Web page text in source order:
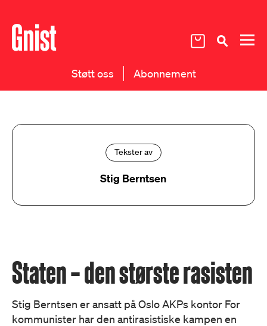
Støtt oss Abonnement
Tekster av
Stig Berntsen
Staten – den største rasisten
Stig Berntsen er ansatt på Oslo AKPs kontor For
kommunister har den antirasistiske kampen en